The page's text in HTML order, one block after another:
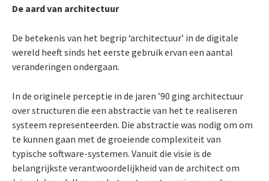
De aard van architectuur
De betekenis van het begrip ‘architectuur’ in de digitale
wereld heeft sinds het eerste gebruik ervan een aantal
veranderingen ondergaan.
In de originele perceptie in de jaren ’90 ging architectuur
over structuren die een abstractie van het te realiseren
systeem representeerden. Die abstractie was nodig om om
te kunnen gaan met de groeiende complexiteit van
typische software-systemen. Vanuit die visie is de
belangrijkste verantwoordelijkheid van de architect om